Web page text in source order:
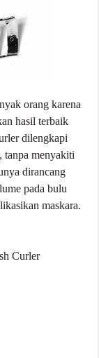
orang karena
hasil terbaik
dilengkapi
tanpa menyakiti
dirancang
pada bulu
maskara.
Curler